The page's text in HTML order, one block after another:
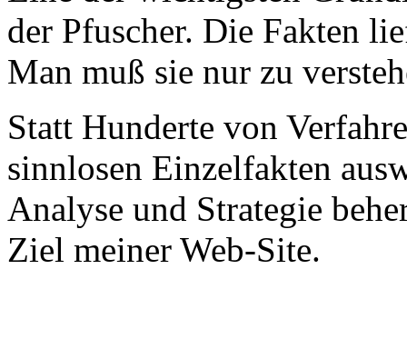
der Pfuscher. Die Fakten
Man muß sie nur zu
Statt Hunderte von
sinnlosen Einzelfakten
Analyse und Strategie
Ziel meiner Web-Site.